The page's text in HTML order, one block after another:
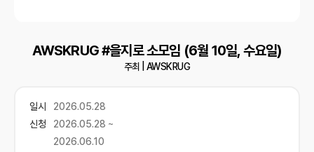
AWSKRUG #을지로 소모임 (6월 10일, 수요일)
주최 |AWSKRUG
일시
2026.05.28
신청
2026.05.28 ~
2026.06.10